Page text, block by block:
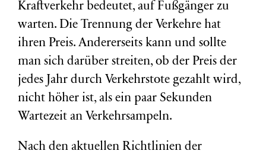
Kraftverkehr bedeutet, auf Fußgänger zu
warten. Die Trennung der Verkehre hat
ihren Preis. Andererseits kann und sollte
man sich darüber streiten, ob der Preis der
jedes Jahr durch Verkehrstote gezahlt wird,
nicht höher ist, als ein paar Sekunden
Wartezeit an Verkehrsampeln.
Nach den aktuellen Richtlinien der